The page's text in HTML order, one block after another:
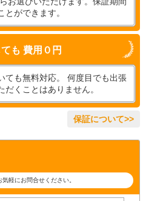
ができます。
も 費用０円
ても無料対応。 何度目でも出張
くことはありません。
保証について>>
軽にお問合せください。